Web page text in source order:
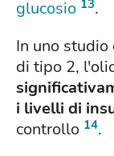
glucosio 13.
In uno
di tipo 2,
i livelli di
controllo 14.